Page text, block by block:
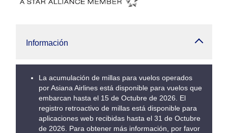
Información
La acumulación de millas para vuelos operados
por Asiana Airlines está disponible para vuelos que
embarcan hasta el 15 de Octubre de 2026. El
registro retroactivo de millas está disponible para
aplicaciones web recibidas hasta el 31 de Octubre
de 2026. Para obtener más información, por favor